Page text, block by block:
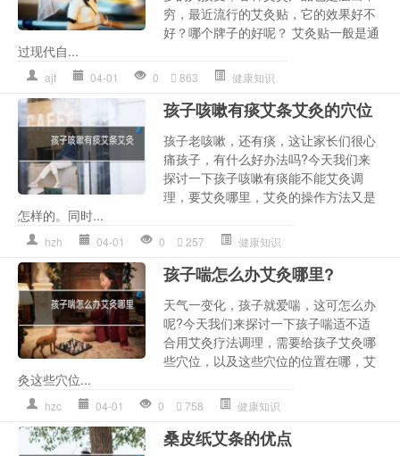
穷，最近流行的艾灸贴，它的效果好不
好？哪个牌子的好呢？ 艾灸贴一般是通
过现代自...
ajt 04-01 0 863 健康知识
孩子咳嗽有痰艾条艾灸的穴位
孩子老咳嗽，还有痰，这让家长们很心
痛孩子，有什么好办法吗?今天我们来
探讨一下孩子咳嗽有痰能不能艾灸调
理，要艾灸哪里，艾灸的操作方法又是
怎样的。同时...
hzh 04-01 0 257 健康知识
孩子喘怎么办艾灸哪里?
天气一变化，孩子就爱喘，这可怎么办
呢?今天我们来探讨一下孩子喘适不适
合用艾灸疗法调理，需要给孩子艾灸哪
些穴位，以及这些穴位的位置在哪，艾
灸这些穴位...
hzc 04-01 0 758 健康知识
桑皮纸艾条的优点